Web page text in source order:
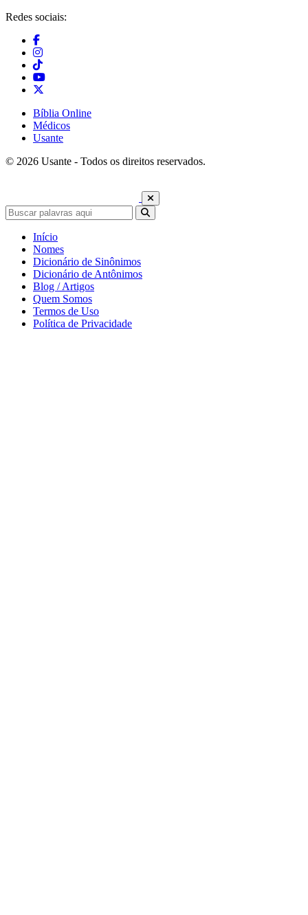
Redes sociais:
Bíblia Online
Médicos
Usante
© 2026 Usante - Todos os direitos reservados.
Início
Nomes
Dicionário de Sinônimos
Dicionário de Antônimos
Blog / Artigos
Quem Somos
Termos de Uso
Política de Privacidade